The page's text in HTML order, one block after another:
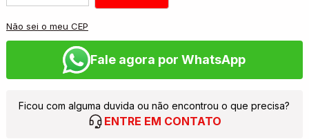
Não sei o meu CEP
Fale agora por WhatsApp
Ficou com alguma duvida ou não encontrou o que precisa?
ENTRE EM CONTATO